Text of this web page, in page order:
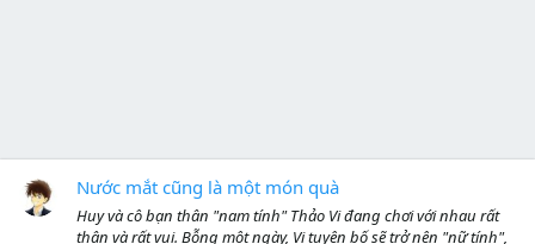
Nước mắt cũng là một món quà
Huy và cô bạn thân "nam tính" Thảo Vi đang chơi với nhau rất
thân và rất vui. Bỗng một ngày, Vi tuyên bố sẽ trở nên "nữ tính",